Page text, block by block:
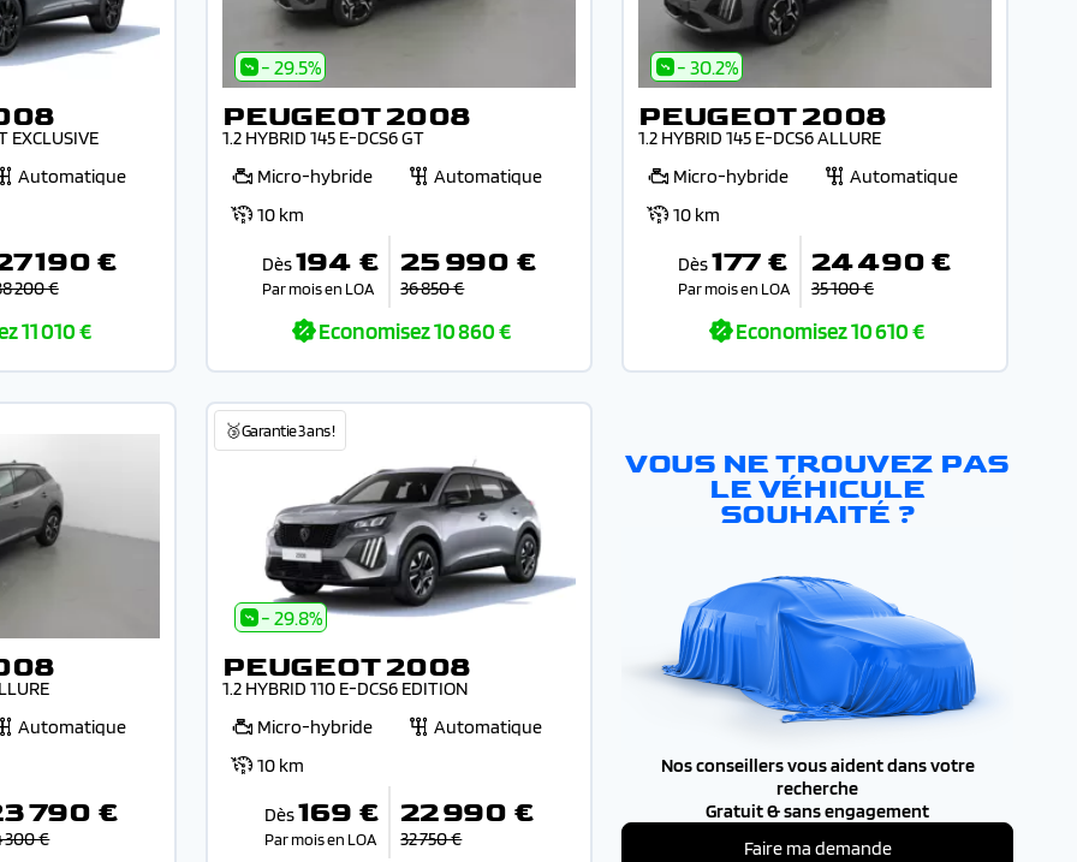
EXCLUSIVE
Automatique
190 €
200 €
11 010 €
- 29.5%
PEUGEOT 2008
1.2 HYBRID 145 E-DCS6 GT
Micro-hybride
Automatique
10 km
Dès194 €
Par mois en LOA
25 990 €
36 850 €
Economisez10 860 €
- 30.2%
PEUGEOT 2008
1.2 HYBRID 145 E-DCS6 ALLURE
Micro-hybride
Automatique
10 km
Dès177 €
Par mois en LOA
24 490 €
35 100 €
Economisez10 610 €
Automatique
790 €
300 €
🥉Garantie 3 ans !
- 29.8%
PEUGEOT 2008
1.2 HYBRID 110 E-DCS6 EDITION
Micro-hybride
Automatique
10 km
Dès169 €
Par mois en LOA
22 990 €
32 750 €
VOUS NE TROUVEZ PAS
LE VÉHICULE
SOUHAITÉ ?
Nos conseillers vous aident dans votre
recherche
Gratuit & sans engagement
Faire ma demande